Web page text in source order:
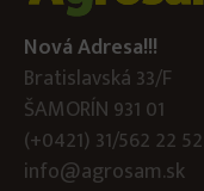
Nová Adresa!!!
Bratislavská 33/F
ŠAMORÍN 931 01
(+0421) 31/562 22 52
info@agrosam.sk